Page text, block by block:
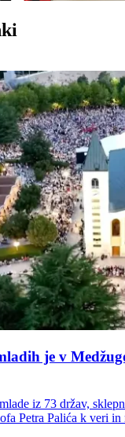
je v
iz 73 držav,
Petra Palića k veri in